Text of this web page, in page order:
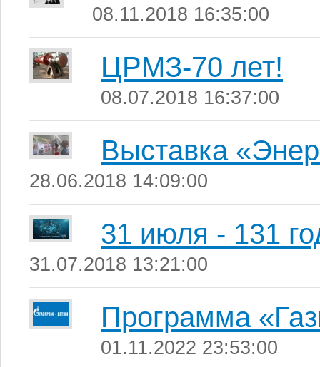
08.11.2018 16:35:00
ЦРМЗ-70 лет!
08.07.2018 16:37:00
Выставка
28.06.2018 14:09:00
31 июля - 131
31.07.2018 13:21:00
Программа
01.11.2022 23:53:00